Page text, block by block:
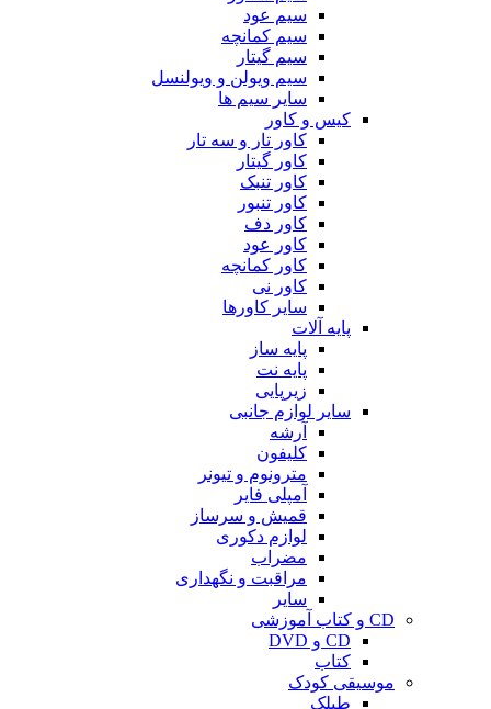
سیم عود
سیم کمانچه
سیم گیتار
سیم ویولن و ویولنسل
سایر سیم ها
کیس و کاور
کاور تار و سه تار
کاور گیتار
کاور تنبک
کاور تنبور
کاور دف
کاور عود
کاور کمانچه
کاور نی
سایر کاورها
پایه آلات
پایه ساز
پایه نت
زیرپایی
سایر لوازم جانبی
آرشه
کلیفون
مترونوم و تیونر
آمپلی فایر
قمیش و سرساز
لوازم دکوری
مضراب
مراقبت و نگهداری
سایر
CD و کتاب آموزشی
CD و DVD
کتاب
موسیقی کودک
طبلک